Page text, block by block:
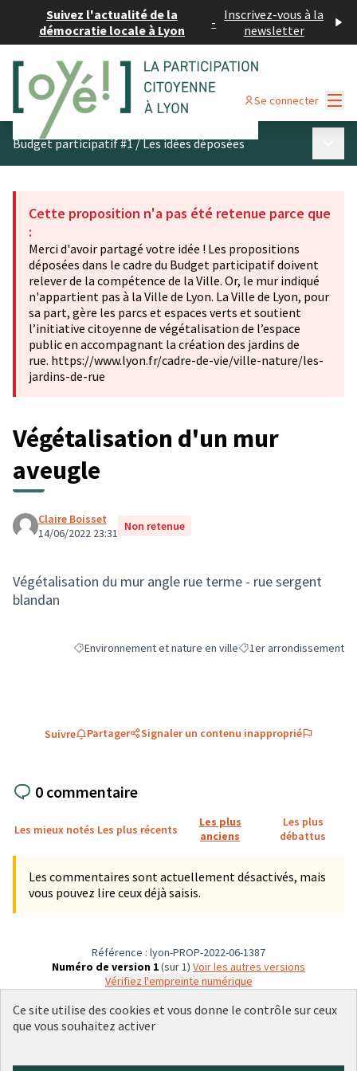
Suivez l'actualité de la
démocratie locale à Lyon
- Inscrivez-vous à la
newsletter
Se connecter
Budget participatif #1/Les idées déposées
Cette proposition n'a pas été retenue parce que
:
Merci d'avoir partagé votre idée ! Les propositions
déposées dans le cadre du Budget participatif doivent
relever de la compétence de la Ville. Or, le mur indiqué
n'appartient pas à la Ville de Lyon. La Ville de Lyon, pour
sa part, gère les parcs et espaces verts et soutient
l’initiative citoyenne de végétalisation de l’espace
public en accompagnant la création des jardins de
rue. https://www.lyon.fr/cadre-de-vie/ville-nature/les-
jardins-de-rue
Végétalisation d'un mur
aveugle
Claire Boisset
14/06/2022 23:31 Non retenue
Végétalisation du mur angle rue terme - rue sergent
blandan
Filtrer les résultats de la catégorie : Environnement et
Environnement et nature en villeFiltrer les résultats
1er arrondissement
Suivre Partager Signaler un contenu inapproprié
0 commentaire
Les mieux notés Les plus récents
Les plus
anciens
Les plus
débattus
Les commentaires sont actuellement désactivés, mais
vous pouvez lire ceux déjà saisis.
Référence : lyon-PROP-2022-06-1387
Numéro de version 1(sur 1)
voir les autres versions
Vérifiez l'empreinte numérique
Ce site utilise des cookies et vous donne le contrôle sur ceux
que vous souhaitez activer